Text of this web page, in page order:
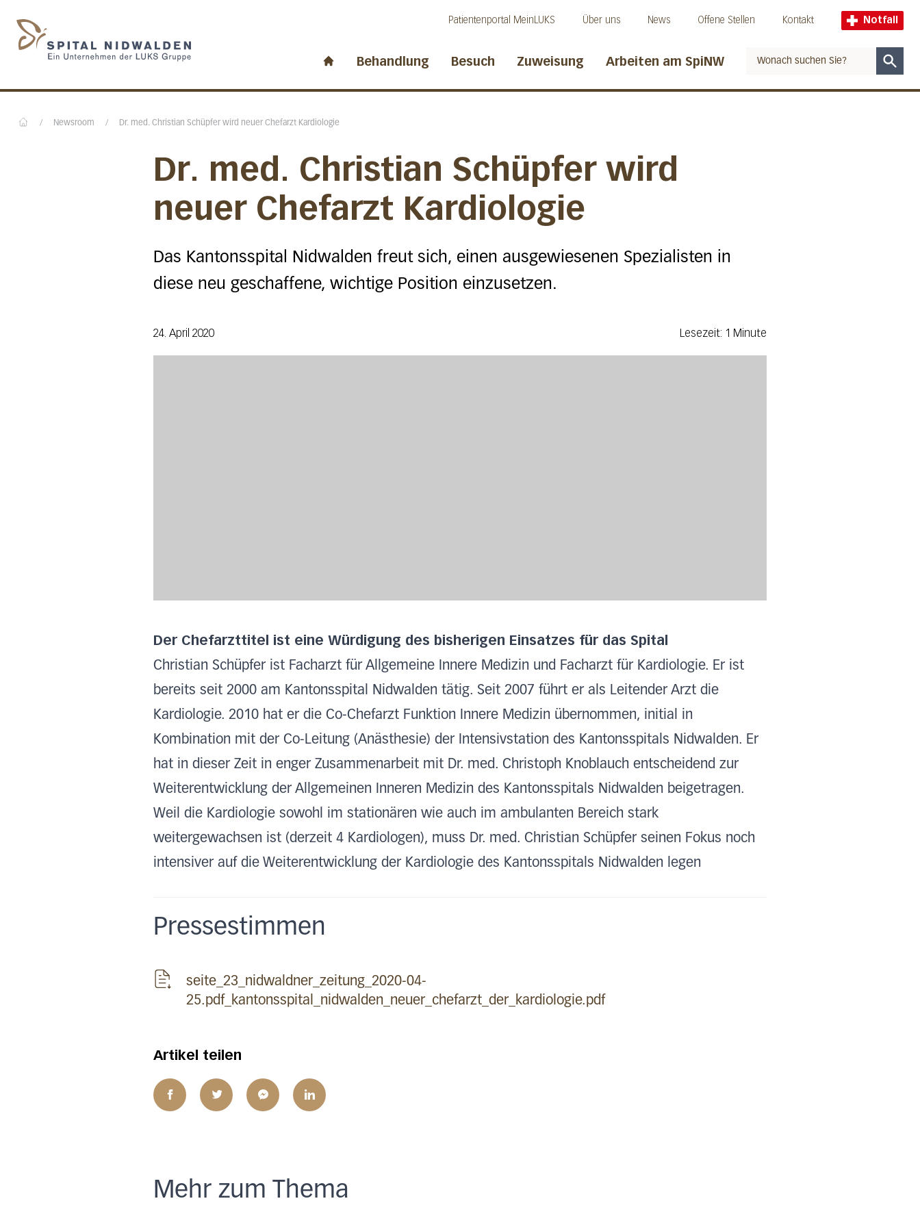
Patientenportal MeinLUKS Über uns News Offene Stellen Kontakt Notfall
Behandlung Besuch Zuweisung Arbeiten am SpiNW
/ Newsroom / Dr. med. Christian Schüpfer wird neuer Chefarzt Kardiologie
Dr. med. Christian Schüpfer wird
neuer Chefarzt Kardiologie
Das Kantonsspital Nidwalden freut sich, einen ausgewiesenen Spezialisten in
diese neu geschaffene, wichtige Position einzusetzen.
24. April 2020 Lesezeit: 1 Minute
Der Chefarzttitel ist eine Würdigung des bisherigen Einsatzes für das Spital
Christian Schüpfer ist Facharzt für Allgemeine Innere Medizin und Facharzt für Kardiologie. Er ist
bereits seit 2000 am Kantonsspital Nidwalden tätig. Seit 2007 führt er als Leitender Arzt die
Kardiologie. 2010 hat er die Co-Chefarzt Funktion Innere Medizin übernommen, initial in
Kombination mit der Co-Leitung (Anästhesie) der Intensivstation des Kantonsspitals Nidwalden. Er
hat in dieser Zeit in enger Zusammenarbeit mit Dr. med. Christoph Knoblauch entscheidend zur
Weiterentwicklung der Allgemeinen Inneren Medizin des Kantonsspitals Nidwalden beigetragen.
Weil die Kardiologie sowohl im stationären wie auch im ambulanten Bereich stark
weitergewachsen ist (derzeit 4 Kardiologen), muss Dr. med. Christian Schüpfer seinen Fokus noch
intensiver auf die Weiterentwicklung der Kardiologie des Kantonsspitals Nidwalden legen
Pressestimmen
seite_23_nidwaldner_zeitung_2020-04-
25.pdf_kantonsspital_nidwalden_neuer_chefarzt_der_kardiologie.pdf
Artikel teilen
Mehr zum Thema